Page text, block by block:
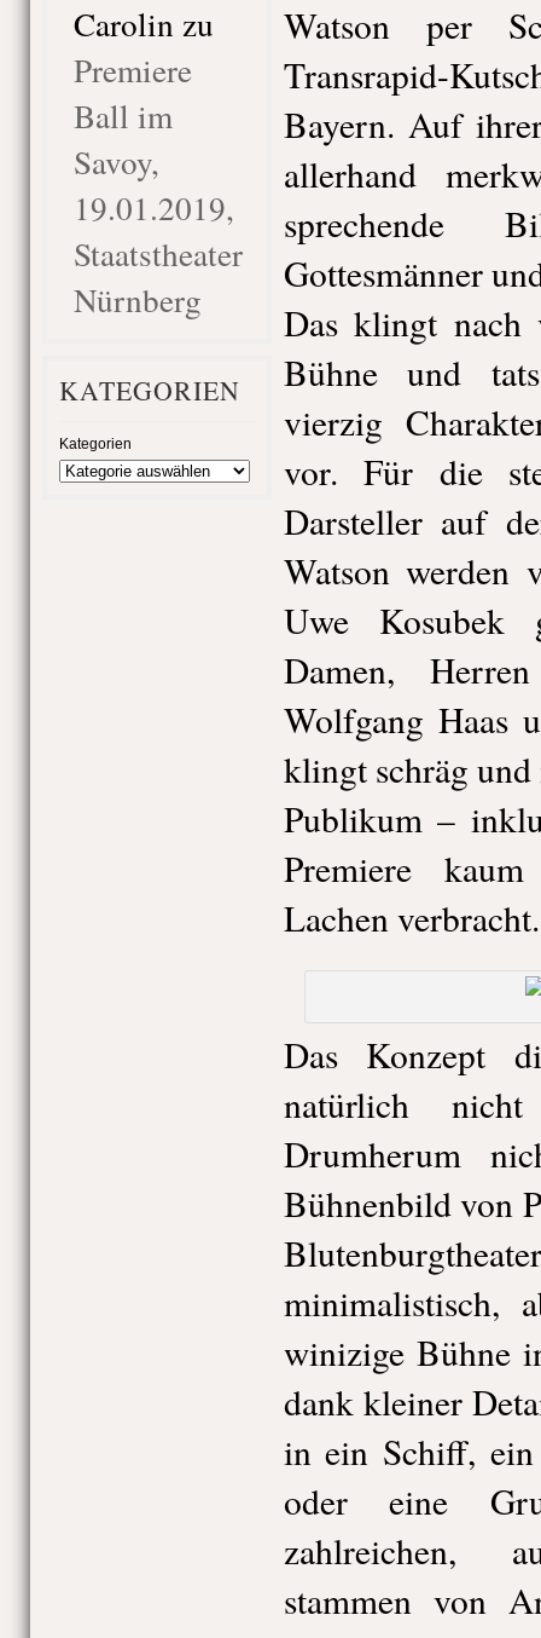
Carolin zu
Premiere
Ball im
Savoy,
19.01.2019,
Staatstheater
Nürnberg
KATEGORIEN
Kategorien
Watson per
Transrapid-
Bayern. Auf
allerhand
sprechende
Gottesmänner
Das klingt nach
Bühne und
vierzig
vor. Für die
Darsteller auf
Watson werden
Uwe Kosubek
Damen,
Wolfgang Haas
klingt schräg und
Publikum –
Premiere
Lachen verbracht.
Das Konzept
natürlich
Drumherum
Bühnenbild von
minimalistisch,
winizige Bühne
dank kleiner
in ein Schiff,
oder eine
zahlreichen,
stammen von